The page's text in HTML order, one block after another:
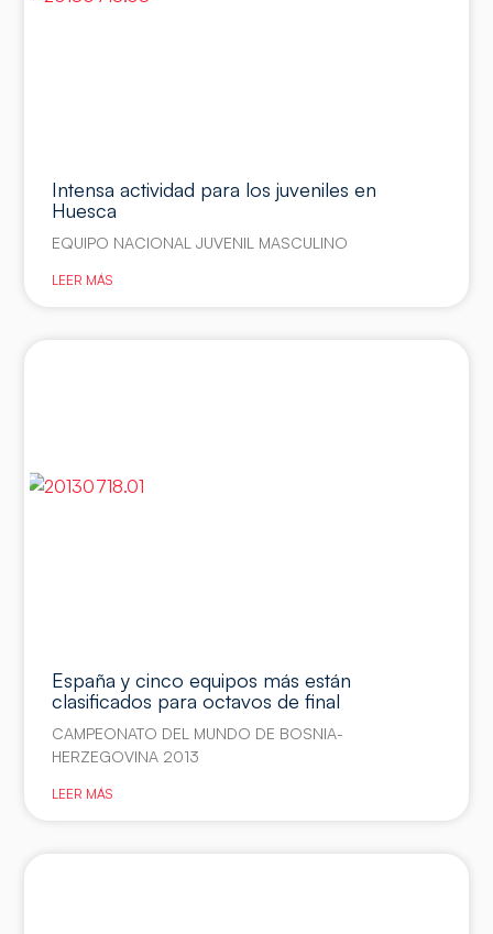
Intensa actividad para los juveniles en
Huesca
EQUIPO NACIONAL JUVENIL MASCULINO
LEER MÁS
España y cinco equipos más están
clasificados para octavos de final
CAMPEONATO DEL MUNDO DE BOSNIA-
HERZEGOVINA 2013
LEER MÁS